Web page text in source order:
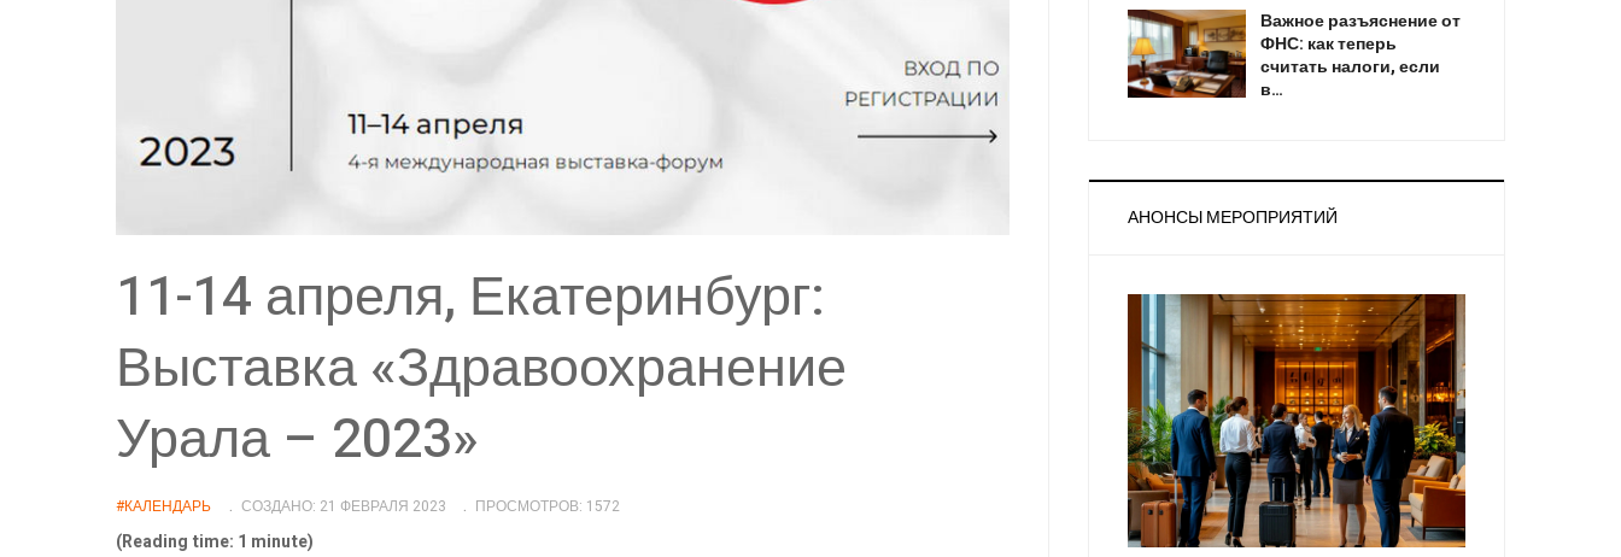
11-14 апреля, Екатеринбург:
Выставка «Здравоохранение
Урала – 2023»
#КАЛЕНДАРЬ СОЗДАНО: 21 ФЕВРАЛЯ 2023 ПРОСМОТРОВ: 1572
(Reading time: 1 minute)
Важное разъяснение от
ФНС: как теперь
считать налоги, если
в…
АНОНСЫ МЕРОПРИЯТИЙ